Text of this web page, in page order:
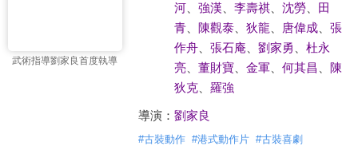
武術指導劉家良首度執導
河、 強漢 李壽祺、 沈勞、 田
青、 陳觀泰、 狄龍 唐偉成、 張
作舟、 張石庵 劉家勇
杜永
亮、 董財寶、 金軍、 何其昌
陳
狄克、 羅強
導演： 劉家良
#古裝動作 #港式動作片 #古裝喜劇